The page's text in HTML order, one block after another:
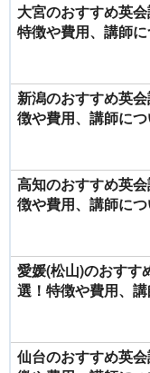
大宮のおすすめ英
特徴や費用、講師
新潟のおすすめ英
徴や費用、講師に
高知のおすすめ英
徴や費用、講師に
愛媛(松山)のおすす
選！特徴や費用、
仙台のおすすめ英